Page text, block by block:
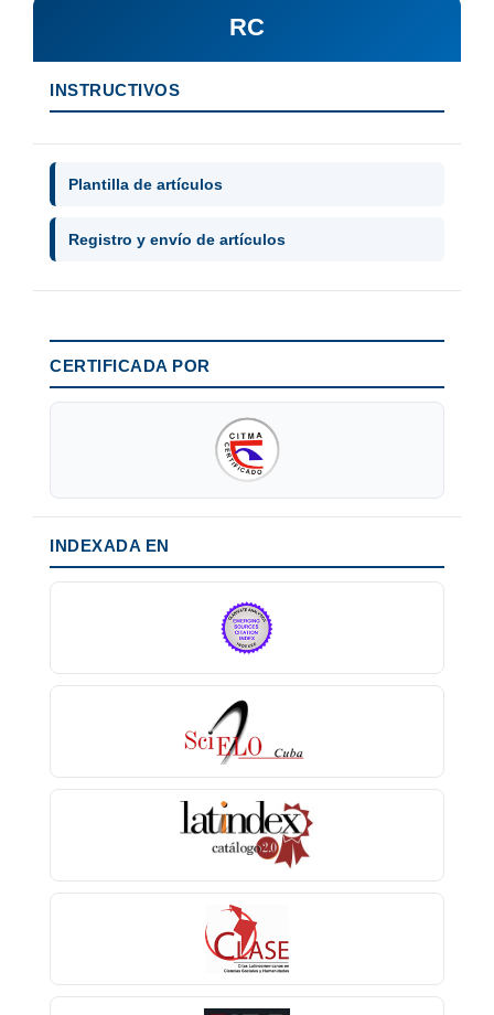
RC
INSTRUCTIVOS
Plantilla de artículos
Registro y envío de artículos
CERTIFICADA POR
INDEXADA EN